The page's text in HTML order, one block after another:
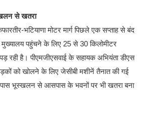
से खतरा
भटियाणा मोटर मार्ग पिछले एक सप्ताह से बंद
मुख्यालय पहुंचने के लिए 25 से 30 किलोमीटर
रही है। पीएमजीएसवाई के सहायक अभियंता डीएस
को खोलने के लिए जेसीबी मशीनें तैनात की गई
पास भूस्खलन से आसपास के भवनों पर भी खतरा बना